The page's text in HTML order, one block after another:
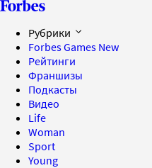
Рубрики
Forbes Games New
Рейтинги
Франшизы
Подкасты
Видео
Life
Woman
Sport
Young